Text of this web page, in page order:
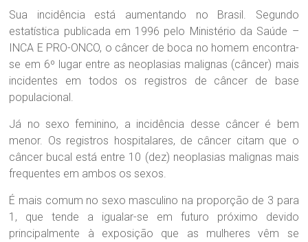
a
B
r
a
n
d
ã
Sua incidência está aumentando no Brasil. Segundo
estatística publicada em 1996 pelo Ministério da Saúde –
INCA E PRO-ONCO, o câncer de boca no homem encontra-
se em 6º lugar entre as neoplasias malignas (câncer) mais
incidentes em todos os registros de câncer de base
populacional.
Já no sexo feminino, a incidência desse câncer é bem
menor. Os registros hospitalares, de câncer citam que o
câncer bucal está entre 10 (dez) neoplasias malignas mais
frequentes em ambos os sexos.
É mais comum no sexo masculino na proporção de 3 para
1, que tende a igualar-se em futuro próximo devido
principalmente à exposição que as mulheres vêm se